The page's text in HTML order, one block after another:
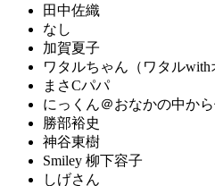
田中佐織
なし
加賀夏子
ワタルちゃん（ワタルwith
まさCパパ
にっくん＠おなかの中か
勝部裕史
神谷東樹
Smiley 柳下容子
しげさん